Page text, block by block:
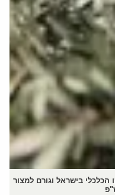
בישראל וגורם למצור